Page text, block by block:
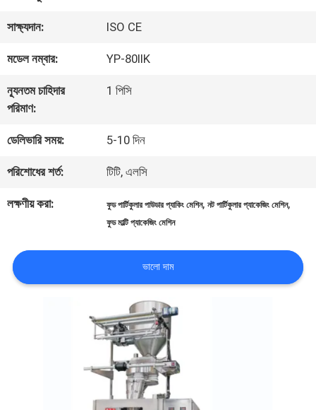
কারখানা
পরিদর্শন
নিয়ন্ত্রণ
আমাদের
যোগাযোগ
সাক্ষ্যদান: ISO CE
মডেল নম্বার: YP-80IIK
ন্যূনতম চাহিদার
পরিমাণ:
1 পিসি
ডেলিভারি সময়: 5-10 দিন
পরিশোধের শর্ত: টিটি, এলসি
লক্ষণীয় করা: ফুড পার্টিকুলার পাউডার প্যাকিং মেশিন,নট পার্টিকুলার প্যাকেজিং মেশিন,
ফুড মাল্টি প্যাকেজিং মেশিন
ভালো দাম